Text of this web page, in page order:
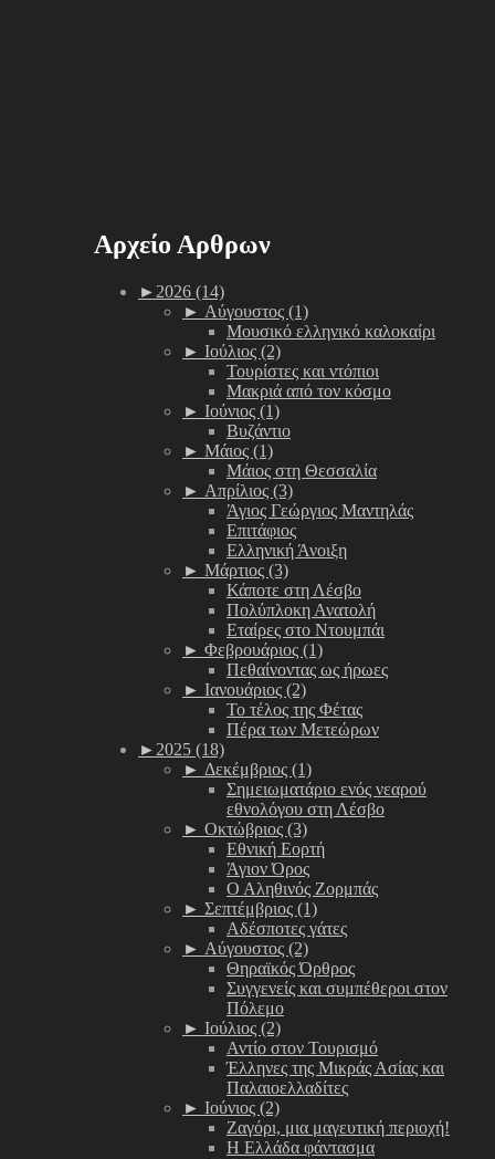
Αρχείο Αρθρων
► 2026 (14)
► Αύγουστος (1)
Μουσικό ελληνικό καλοκαίρι
► Ιούλιος (2)
Τουρίστες και ντόπιοι
Μακριά από τον κόσμο
► Ιούνιος (1)
Βυζάντιο
► Μάιος (1)
Μάιος στη Θεσσαλία
► Απρίλιος (3)
Άγιος Γεώργιος Μαντηλάς
Επιτάφιος
Ελληνική Άνοιξη
► Μάρτιος (3)
Κάποτε στη Λέσβο
Πολύπλοκη Ανατολή
Εταίρες στο Ντουμπάι
► Φεβρουάριος (1)
Πεθαίνοντας ως ήρωες
► Ιανουάριος (2)
Το τέλος της Φέτας
Πέρα των Μετεώρων
► 2025 (18)
► Δεκέμβριος (1)
Σημειωματάριο ενός νεαρού
εθνολόγου στη Λέσβο
► Οκτώβριος (3)
Εθνική Εορτή
Άγιον Όρος
Ο Αληθινός Ζορμπάς
► Σεπτέμβριος (1)
Αδέσποτες γάτες
► Αύγουστος (2)
Θηραϊκός Όρθρος
Συγγενείς και συμπέθεροι στον
Πόλεμο
► Ιούλιος (2)
Αντίο στον Τουρισμό
Έλληνες της Μικράς Ασίας και
Παλαιοελλαδίτες
► Ιούνιος (2)
Ζαγόρι, μια μαγευτική περιοχή!
Η Ελλάδα φάντασμα